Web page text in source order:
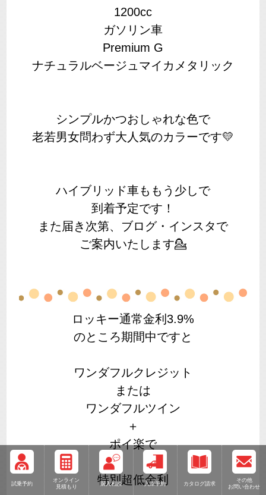
試乗予約
オンライン
見積もり
購入相談 入庫予約 カタログ請求
その他
お問い合わせ
1200cc
ガソリン車
Premium G
ナチュラルベージュマイカメタリック
シンプルかつおしゃれな色で
老若男女問わず大人気のカラーです💛
ハイブリッド車ももう少しで
到着予定です！
また届き次第、ブログ・インスタで
ご案内いたします💁
ロッキー通常金利3.9%
のところ期間中ですと
ワンダフルクレジット
または
ワンダフルツイン
＋
ポイ楽で
特別超低金利